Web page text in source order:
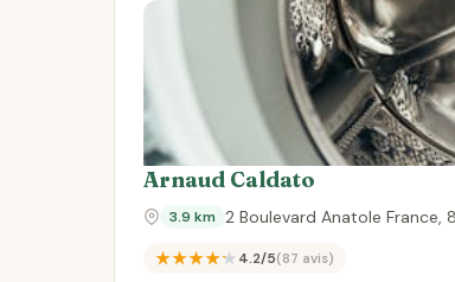
Arnaud Caldato
3.9 km 2 Boulevard Anatole France,
★★★★★4.2/5(87 avis)